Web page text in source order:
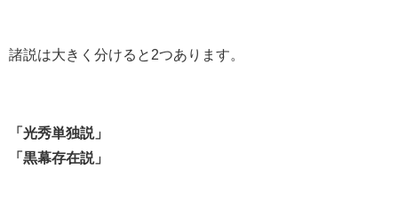
諸説は大きく分けると2つあります。
「光秀単独説」
「黒幕存在説」